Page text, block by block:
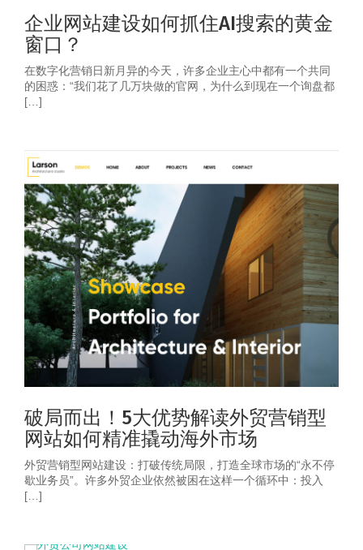
企业网站建设如何抓住AI搜索的黄金
窗口？
在数字化营销日新月异的今天，许多企业主心中都有一个共同
的困惑：“我们花了几万块做的官网，为什么到现在一个询盘都
[…]
破局而出！5大优势解读外贸营销型
网站如何精准撬动海外市场
外贸营销型网站建设：打破传统局限，打造全球市场的“永不停
歇业务员”。许多外贸企业依然被困在这样一个循环中：投入
[…]